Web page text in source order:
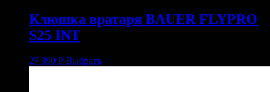
Клюшка вратаря BAUER FLYPRO
S25 INT
27 990 Р Выбрать